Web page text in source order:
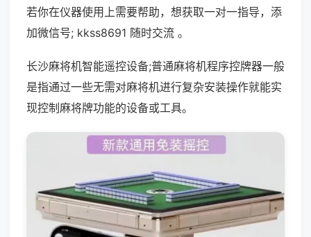
若你在仪器使用上需要帮助，想获取一对一指导，添
加微信号; kkss8691 随时交流 。
长沙麻将机智能遥控设备;普通麻将机程序控牌器一般
是指通过一些无需对麻将机进行复杂安装操作就能实
现控制麻将牌功能的设备或工具。